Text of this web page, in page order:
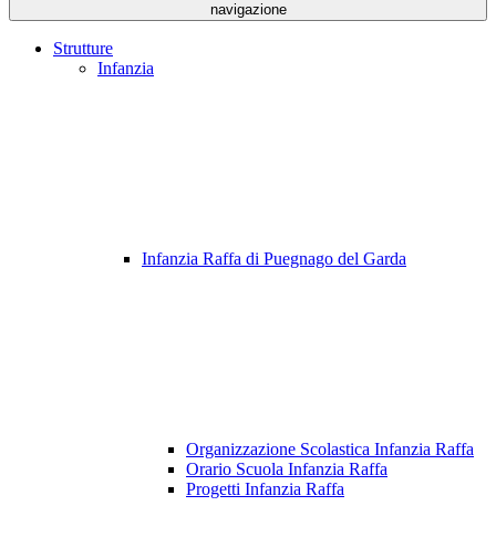
navigazione
Strutture
Infanzia
Infanzia Raffa di Puegnago del Garda
Organizzazione Scolastica Infanzia Raffa
Orario Scuola Infanzia Raffa
Progetti Infanzia Raffa